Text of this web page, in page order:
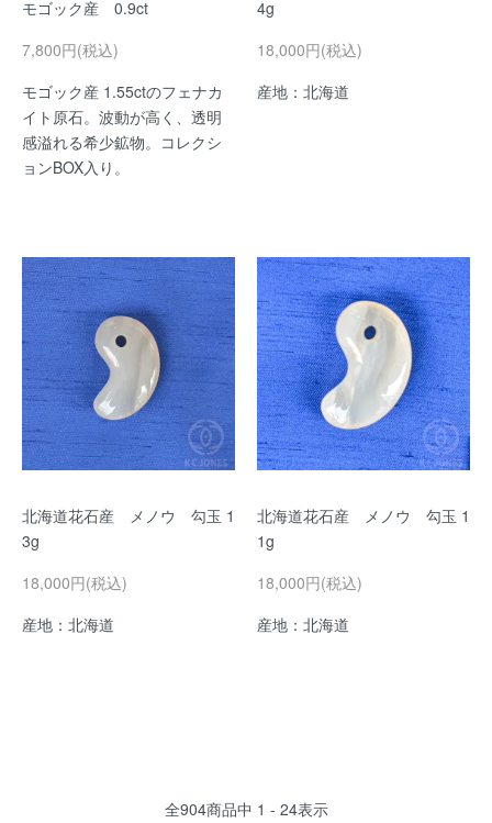
モゴック産 0.9ct
7,800円(税込)
モゴック産 1.55ctのフェナカ
イト原石。波動が高く、透明
感溢れる希少鉱物。コレクシ
ョンBOX入り。
4g
18,000円(税込)
産地：北海道
北海道花石産 メノウ 勾玉 1
3g
18,000円(税込)
産地：北海道
北海道花石産 メノウ 勾玉 1
1g
18,000円(税込)
産地：北海道
全904商品中 1 - 24表示